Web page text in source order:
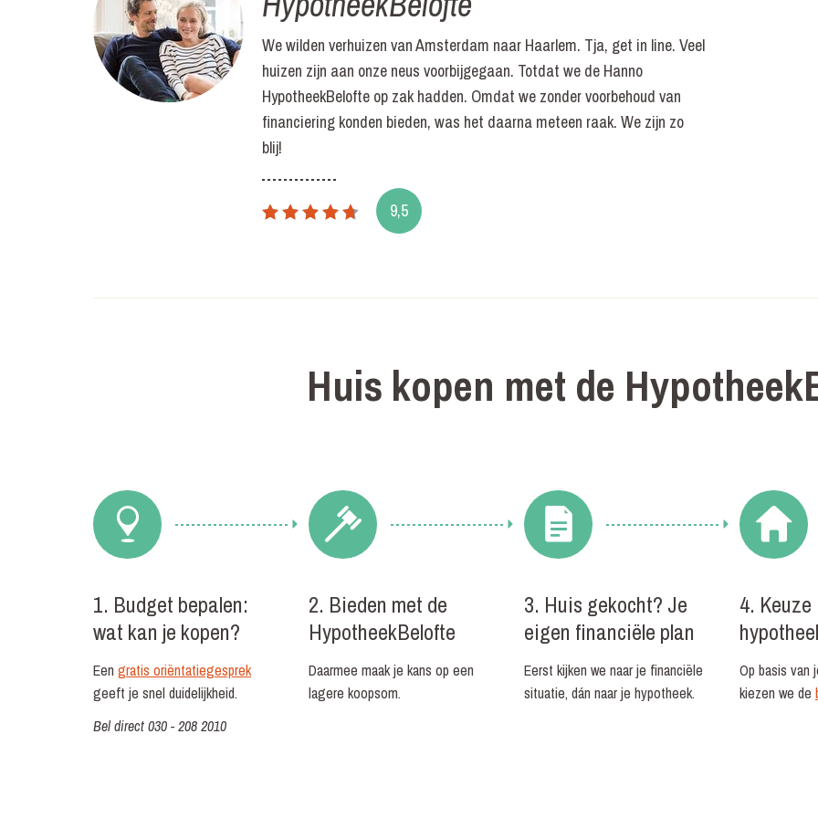
We wilden verhuizen van Amsterdam naar Haarlem. Tja, get in line. Veel
huizen zijn aan onze neus voorbijgegaan. Totdat we de Hanno
HypotheekBelofte op zak hadden. Omdat we zonder voorbehoud van
financiering konden bieden, was het daarna meteen raak. We zijn zo
blij!
9,5
Huis kopen met de
1. Budget bepalen:
wat kan je kopen?
Een gratis oriëntatiegesprek
geeft je snel duidelijkheid.
Bel direct 030 - 208 2010
2. Bieden met de
HypotheekBelofte
Daarmee maak je kans op een
lagere koopsom.
3. Huis gekocht? Je
eigen financiële plan
Eerst kijken we naar je financiële
situatie, dán naar je hypotheek.
4. Keuze
Op basis van
kiezen we de